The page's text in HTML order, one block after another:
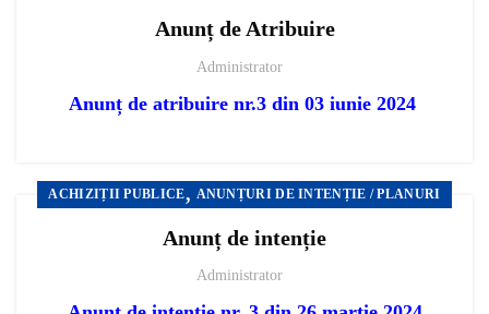
Anunț de Atribuire
Administrator
Anunț de atribuire nr.3 din 03 iunie 2024
ACHIZIȚII PUBLICE, ANUNȚURI DE INTENȚIE / PLANURI
Anunț de intenție
Administrator